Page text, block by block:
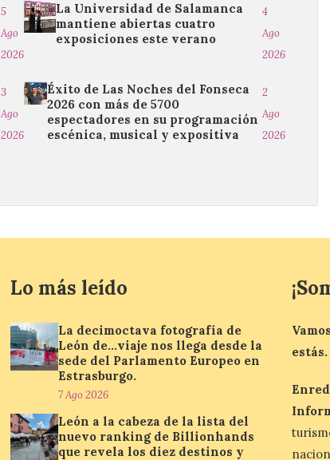
5
Ago
2026
La Universidad de Salamanca
mantiene abiertas cuatro
exposiciones este verano
4
Ago
2026
3
Ago
2026
Éxito de Las Noches del Fonseca
2026 con más de 5700
espectadores en su programación
escénica, musical y expositiva
2
Ago
2026
Lo más leído
La decimoctava fotografía de
León de…viaje nos llega desde la
sede del Parlamento Europeo en
Estrasburgo.
7 Ago 2026
León a la cabeza de la lista del
nuevo ranking de Billionhands
que revela los diez destinos y
estás.